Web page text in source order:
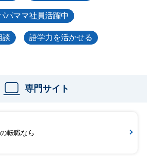
パママ社員活躍中
談 語学力を活かせる
専門サイト
転職なら